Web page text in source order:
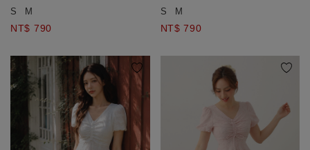
開襟針織衫
S M
NT$ 790
開襟針織衫
S M
NT$ 790